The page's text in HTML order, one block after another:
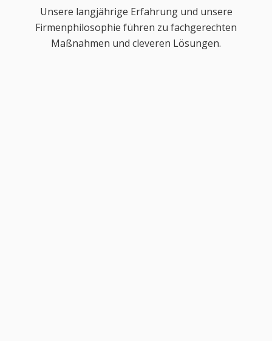
Unsere langjährige Erfahrung und unsere
Firmenphilosophie führen zu fachgerechten
Maßnahmen und cleveren Lösungen.